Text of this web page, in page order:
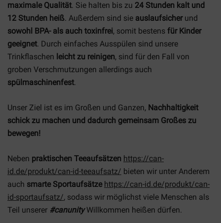
maximale Qualität. Sie halten bis zu 24 Stunden kalt und
12 Stunden heiß. Außerdem sind sie auslaufsicher und
sowohl BPA- als auch toxinfrei, somit bestens für Kinder
geeignet. Durch einfaches Ausspülen sind unsere
Trinkflaschen leicht zu reinigen, sind für den Fall von
groben Verschmutzungen allerdings auch
spülmaschinenfest.
Unser Ziel ist es im Großen und Ganzen, Nachhaltigkeit
schick zu machen und dadurch gemeinsam Großes zu
bewegen!
Neben praktischen Teeaufsätzen https://can-
id.de/produkt/can-id-teeaufsatz/ bieten wir unter Anderem
auch smarte Sportaufsätze https://can-id.de/produkt/can-
id-sportaufsatz/, sodass wir möglichst viele Menschen als
Teil unserer #canunityWillkommen heißen dürfen.